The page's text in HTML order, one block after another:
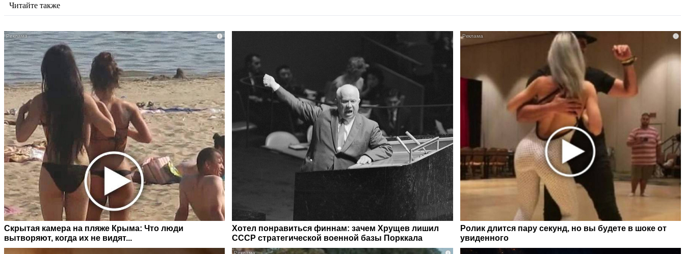
Читайте также
i
Скрытая камера на пляже Крыма: Что люди
вытворяют, когда их не видят...
Хотел понравиться финнам: зачем Хрущев лишил
СССР стратегической военной базы Порккала
i
Ролик длится пару секунд, но вы будете в шоке от
увиденного
i